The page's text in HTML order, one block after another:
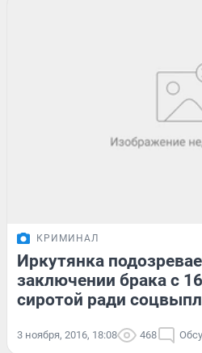
КРИМИНАЛ
Иркутянка
заключении брака с
сиротой ради
3 ноября, 2016, 18:08 468